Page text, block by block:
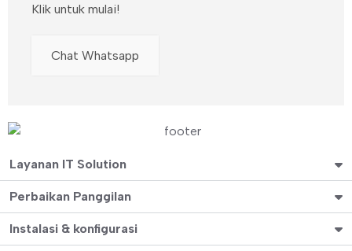
Klik untuk mulai!
Chat Whatsapp
Layanan IT Solution
Perbaikan Panggilan
Instalasi & konfigurasi